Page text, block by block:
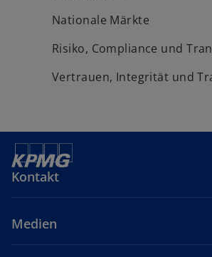
Nationale Märkte
Risiko, Compliance und
Vertrauen, Integrität und
Kontakt
Medien